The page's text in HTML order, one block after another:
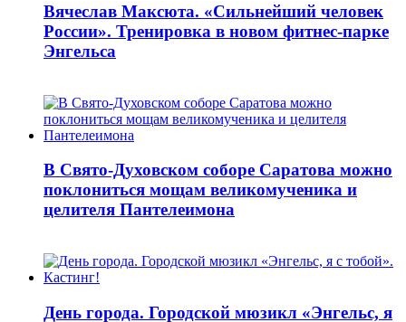
Вячеслав Максюта. «Сильнейший человек
России». Тренировка в новом фитнес-парке
Энгельса
В Свято-Духовском соборе Саратова можно
поклониться мощам великомученика и
целителя Пантелеимона
День города. Городской мюзикл «Энгельс, я